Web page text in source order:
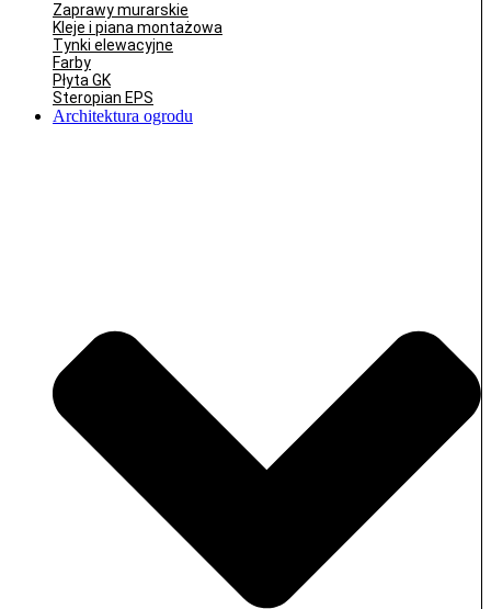
Zaprawy murarskie
Kleje i piana montażowa
Tynki elewacyjne
Farby
Płyta GK
Steropian EPS
Architektura ogrodu